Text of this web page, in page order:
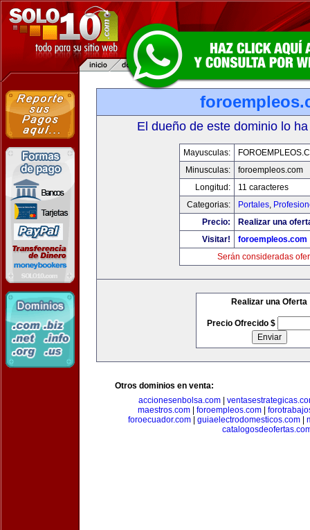
El dueño de este dominio lo
Mayusculas:
Minusculas:
foroempleos.com
Longitud:
11 caracteres
Categorias:
Portales,
Precio:
Realizar una
Visitar!
foroempleos.com
Serán consideradas
Realizar una Oferta
Precio Ofrecido $
Otros dominios en venta:
accionesenbolsa.com|
maestros.com| foroempleos.com|
foroecuador.com| guiaelectrodomesticos.com|